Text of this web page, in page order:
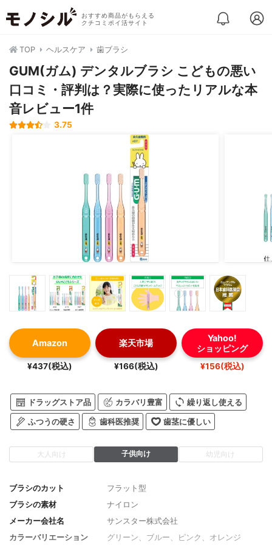
おすすめ商品がもらえる
クチコミポイ活サイト
TOP ヘルスケア 歯ブラシ
GUM(ガム) デンタルブラシ こどもの悪い
口コミ・評判は？実際に使ったリアルな本
音レビュー1件
3.75
Amazon
¥437(税込)
楽天市場
¥166(税込)
Yahoo!
ショッピング
¥156(税込)
ドラッグストア品 カラバリ豊富 繰り返し使える
ふつうの硬さ 歯科医推奨 歯茎に優しい
大人向け 子供向け 幼児向け
ブラシのカット
フラット型
ブラシの素材
ナイロン
メーカー会社名
サンスター株式会社
カラーバリエーション
グリーン、ブルー、ピンク、オレンジ